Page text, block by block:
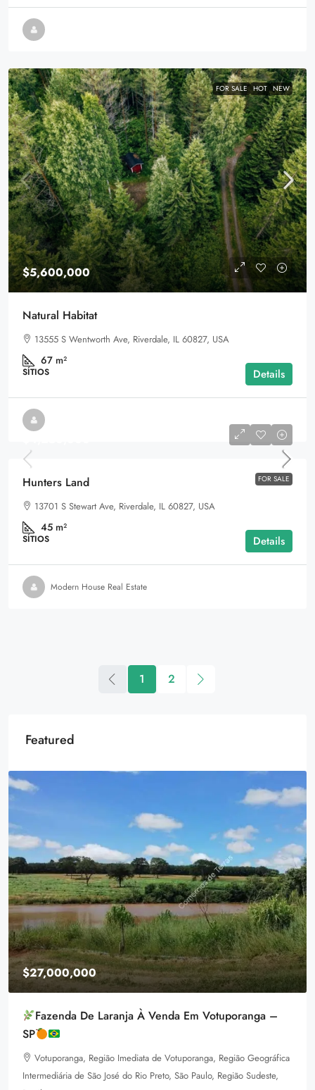
FOR SALE HOT NEW
$5,600,000
Natural Habitat
13555 S Wentworth Ave, Riverdale, IL 60827, USA
67 m²
SÍTIOS Details
FOR SALE
Hunters Land
13701 S Stewart Ave, Riverdale, IL 60827, USA
45 m²
SÍTIOS Details
Modern House Real Estate
1 2
Featured
De Laranja À Venda Em Votuporanga –
Região Imediata de Votuporanga, Região Geográfica
de São José do Rio Preto, São Paulo, Região Sudeste,
LAND